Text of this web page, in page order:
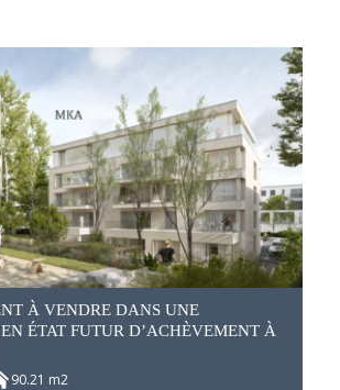
À VENDRE DANS UNE
ÉTAT FUTUR D’ACHÈVEMENT À
90.21 m2